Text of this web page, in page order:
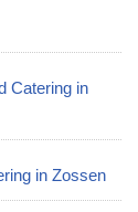
Catering in
in Zossen